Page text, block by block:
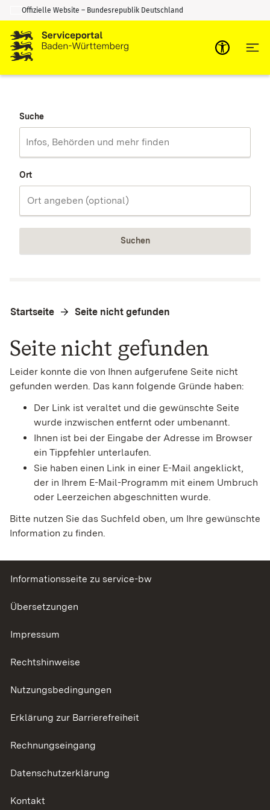
Zum Inhalt springen
Zur Suche springen
Offizielle Website – Bundesrepublik Deutschland
Suche
Ort
Suchen
Startseite Seite nicht gefunden
Seite nicht gefunden
Leider konnte die von Ihnen aufgerufene Seite nicht
gefunden werden. Das kann folgende Gründe haben:
Der Link ist veraltet und die gewünschte Seite
wurde inzwischen entfernt oder umbenannt.
Ihnen ist bei der Eingabe der Adresse im Browser
ein Tippfehler unterlaufen.
Sie haben einen Link in einer E-Mail angeklickt,
der in Ihrem E-Mail-Programm mit einem Umbruch
oder Leerzeichen abgeschnitten wurde.
Bitte nutzen Sie das Suchfeld oben, um Ihre gewünschte
Information zu finden.
Informationsseite zu service-bw
Übersetzungen
Impressum
Rechtshinweise
Nutzungsbedingungen
Erklärung zur Barrierefreiheit
Rechnungseingang
Datenschutzerklärung
Kontakt